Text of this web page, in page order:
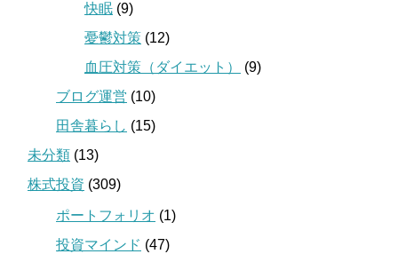
快眠 (9)
憂鬱対策 (12)
血圧対策（ダイエット）
(9)
ブログ運営 (10)
田舎暮らし (15)
未分類 (13)
株式投資 (309)
ポートフォリオ (1)
投資マインド (47)